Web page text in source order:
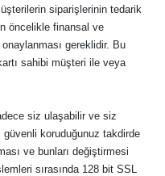
siparişlerinin tedarik
öncelikle finansal ve
gereklidir. Bu
sahibi müşteri ile veya
siz ulaşabilir ve siz
koruduğunuz takdirde
ve bunları değiştirmesi
sırasında 128 bit SSL